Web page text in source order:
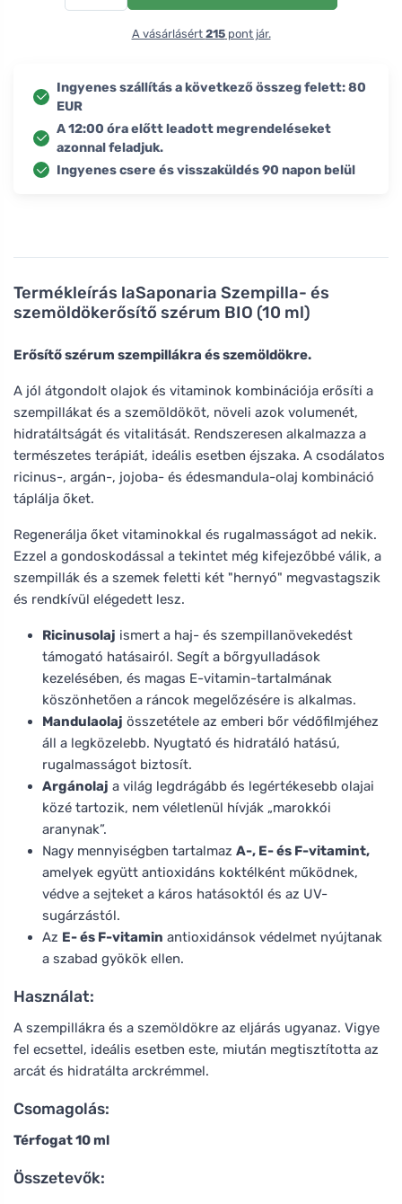
Termékleírás laSaponaria Szempilla- és
szemöldökerősítő szérum BIO (10 ml)
Erősítő szérum szempillákra és szemöldökre.
A jól átgondolt olajok és vitaminok kombinációja erősíti a
szempillákat és a szemöldököt, növeli azok volumenét,
hidratáltságát és vitalitását. Rendszeresen alkalmazza a
természetes terápiát, ideális esetben éjszaka. A csodálatos
ricinus-, argán-, jojoba- és édesmandula-olaj kombináció
táplálja őket.
Regenerálja őket vitaminokkal és rugalmasságot ad nekik.
Ezzel a gondoskodással a tekintet még kifejezőbbé válik, a
szempillák és a szemek feletti két "hernyó" megvastagszik
és rendkívül elégedett lesz.
Ricinusolaj ismert a haj- és szempillanövekedést
támogató hatásairól. Segít a bőrgyulladások
kezelésében, és magas E-vitamin-tartalmának
köszönhetően a ráncok megelőzésére is alkalmas.
Mandulaolaj összetétele az emberi bőr védőfilmjéhez
áll a legközelebb. Nyugtató és hidratáló hatású,
rugalmasságot biztosít.
Argánolaj a világ legdrágább és legértékesebb olajai
közé tartozik, nem véletlenül hívják „marokkói
aranynak”.
Nagy mennyiségben tartalmaz A-, E- és F-vitamint,
amelyek együtt antioxidáns koktélként működnek,
védve a sejteket a káros hatásoktól és az UV-
sugárzástól.
Az E- és F-vitamin antioxidánsok védelmet nyújtanak
a szabad gyökök ellen.
Használat:
A szempillákra és a szemöldökre az eljárás ugyanaz. Vigye
fel ecsettel, ideális esetben este, miután megtisztította az
arcát és hidratálta arckrémmel.
Csomagolás:
Térfogat 10 ml
Összetevők:
A vásárlásért 215pont jár.
Ingyenes szállítás a következő összeg felett: 80
EUR
A 12:00 óra előtt leadott megrendeléseket
azonnal feladjuk.
Ingyenes csere és visszaküldés 90 napon belül